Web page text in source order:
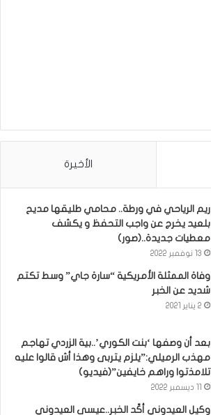
الأخيرة
ريم الرياحي في ورطة.. محامي طليقها مديح
بلعيد يخرج عن واجب التحفظ و يكشف
معطيات جديدة..(صور)
13 نوفمبر 2022
وفاة الممثلة الأمريكية “سارة جاي” وسط تكتم
شديد عن الخبر
2 يناير 2021
بعد أن وصفها ‘بنت الكوري’..بية الزردي تهاجم
مهذب الرميلي:”يلزم يتربى وهذا أش قالوا عليه
تلامذتوا وراهم خايفين”(فيديو)
وكيل العيدوني أكّد الخبر..عيسى العيدوني